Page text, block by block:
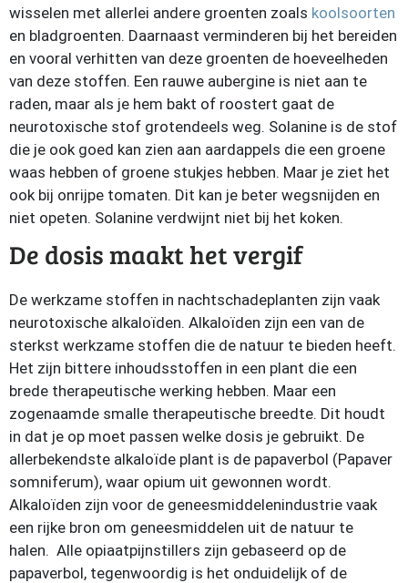
wisselen met allerlei andere groenten zoals koolsoorten
en bladgroenten. Daarnaast verminderen bij het bereiden
en vooral verhitten van deze groenten de hoeveelheden
van deze stoffen. Een rauwe aubergine is niet aan te
raden, maar als je hem bakt of roostert gaat de
neurotoxische stof grotendeels weg. Solanine is de stof
die je ook goed kan zien aan aardappels die een groene
waas hebben of groene stukjes hebben. Maar je ziet het
ook bij onrijpe tomaten. Dit kan je beter wegsnijden en
niet opeten. Solanine verdwijnt niet bij het koken.
De dosis maakt het vergif
De werkzame stoffen in nachtschadeplanten zijn vaak
neurotoxische alkaloïden. Alkaloïden zijn een van de
sterkst werkzame stoffen die de natuur te bieden heeft.
Het zijn bittere inhoudsstoffen in een plant die een
brede therapeutische werking hebben. Maar een
zogenaamde smalle therapeutische breedte. Dit houdt
in dat je op moet passen welke dosis je gebruikt. De
allerbekendste alkaloïde plant is de papaverbol (Papaver
somniferum), waar opium uit gewonnen wordt.
Alkaloïden zijn voor de geneesmiddelenindustrie vaak
een rijke bron om geneesmiddelen uit de natuur te
halen. Alle opiaatpijnstillers zijn gebaseerd op de
papaverbol, tegenwoordig is het onduidelijk of de